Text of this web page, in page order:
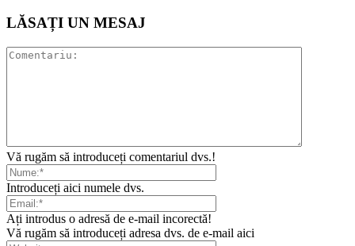
LĂSAȚI UN MESAJ
Vă rugăm să introduceți comentariul dvs.!
Introduceți aici numele dvs.
Ați introdus o adresă de e-mail incorectă!
Vă rugăm să introduceți adresa dvs. de e-mail aici